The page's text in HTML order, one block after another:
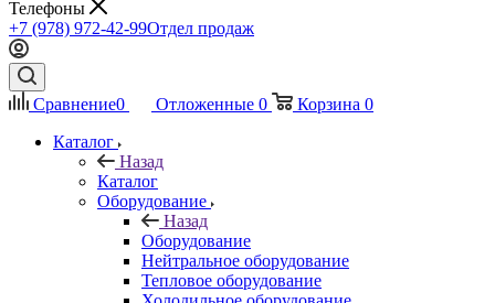
Телефоны
+7 (978) 972-42-99Отдел продаж
Сравнение0 Отложенные 0 Корзина 0
Каталог
Назад
Каталог
Оборудование
Назад
Оборудование
Нейтральное оборудование
Тепловое оборудование